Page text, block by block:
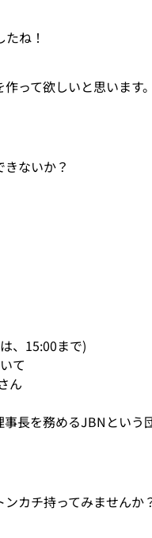
ね！
って欲しいと思います。
ないか？
、15:00まで)
て
ん
長を務めるJBNという
カチ持ってみませんか